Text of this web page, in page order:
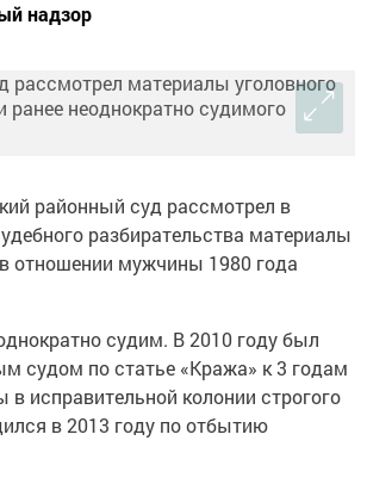
надзор
районный суд рассмотрел в
разбирательства материалы
отношении мужчины 1980 года
судим. В 2010 году был
судом по статье «Кража» к 3 годам
исправительной колонии строгого
в 2013 году по отбытию